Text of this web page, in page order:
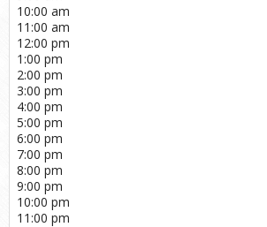
10:00 am
11:00 am
12:00 pm
1:00 pm
2:00 pm
3:00 pm
4:00 pm
5:00 pm
6:00 pm
7:00 pm
8:00 pm
9:00 pm
10:00 pm
11:00 pm